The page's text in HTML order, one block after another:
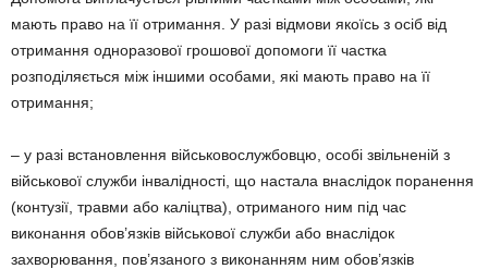
мають право на її отримання. У разі відмови якоїсь з осіб від
отримання одноразової грошової допомоги її частка
розподіляється між іншими особами, які мають право на її
отримання;
– у разі встановлення військовослужбовцю, особі звільненій з
військової служби інвалідності, що настала внаслідок поранення
(контузії, травми або каліцтва), отриманого ним під час
виконання обов’язків військової служби або внаслідок
захворювання, пов’язаного з виконанням ним обов’язків